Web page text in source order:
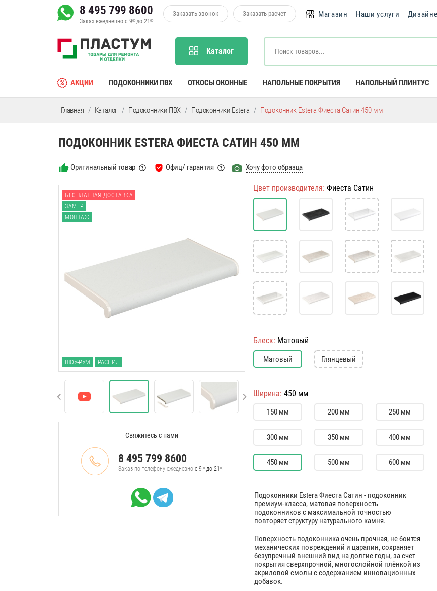
8 495 799 8600
Заказ ежедневно с 900до 2100
Заказать звонок Заказать расчет Магазин Наши услуги
Каталог
АКЦИИ ПОДОКОННИКИ ПВХ ОТКОСЫ ОКОННЫЕ НАПОЛЬНЫЕ ПОКРЫТИЯ НАПОЛЬНЫЙ ПЛИНТУС
Главная Каталог Подоконники ПВХ Подоконники Estera Подоконник Estera Фиеста Сатин 450 мм
ПОДОКОННИК ESTERA ФИЕСТА САТИН 450 ММ
Оригинальный товар Офиц/ гарантия Хочу фото образца
БЕСПЛАТНАЯ ДОСТАВКА
ЗАМЕР
МОНТАЖ
ШОУ-РУМ РАСПИЛ
Свяжитесь с нами
8 495 799 8600
Заказ по телефону ежедневно с 900до 21 00
Цвет производителя:Фиеста Сатин
Блеск: Матовый
Матовый Глянцевый
Ширина:450 мм
150 мм 200 мм 250 мм
300 мм 350 мм 400 мм
450 мм 500 мм 600 мм
Подоконники Estera Фиеста Сатин - подоконник
премиум-класса, матовая поверхность
подоконников с максимальной точностью
повторяет структуру натурального камня.
Поверхность подоконника очень прочная, не боится
механических повреждений и царапин, сохраняет
безупречный внешний вид на долгие годы, за счет
покрытия сверхпрочной, многослойной плёнкой из
акриловой смолы с содержанием инновационных
добавок.